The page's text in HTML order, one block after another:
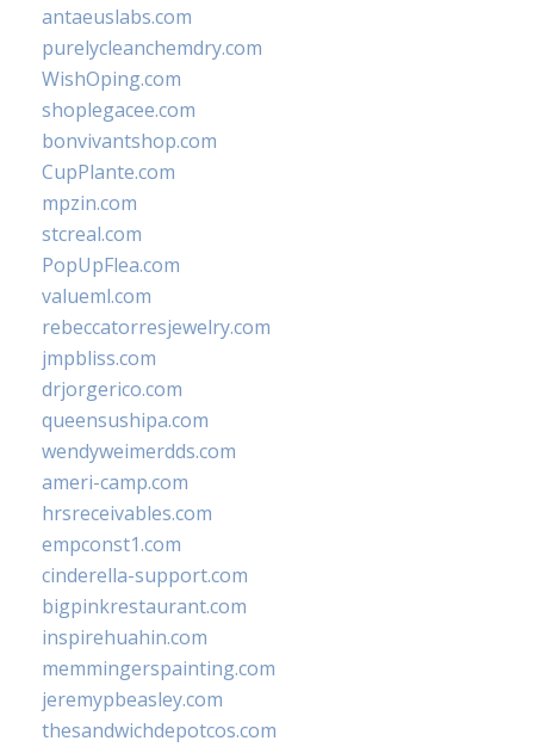
antaeuslabs.com
purelycleanchemdry.com
WishOping.com
shoplegacee.com
bonvivantshop.com
CupPlante.com
mpzin.com
stcreal.com
PopUpFlea.com
valueml.com
rebeccatorresjewelry.com
jmpbliss.com
drjorgerico.com
queensushipa.com
wendyweimerdds.com
ameri-camp.com
hrsreceivables.com
empconst1.com
cinderella-support.com
bigpinkrestaurant.com
inspirehuahin.com
memmingerspainting.com
jeremypbeasley.com
thesandwichdepotcos.com